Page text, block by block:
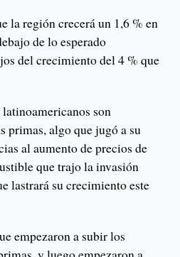
la región crecerá un 1,6 % en
de lo esperado
del crecimiento del 4 % que
son
primas, algo que jugó a su
al aumento de precios de
que trajo la invasión
lastrará su crecimiento este
empezaron a subir los